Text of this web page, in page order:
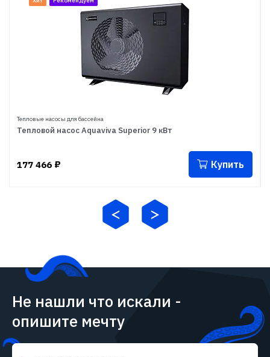
Тепловые насосы для бассейна
Тепловой насос Aquaviva Superior 9 кВт
177 466 ₽ Купить
Не нашли что искали -
опишите мечту